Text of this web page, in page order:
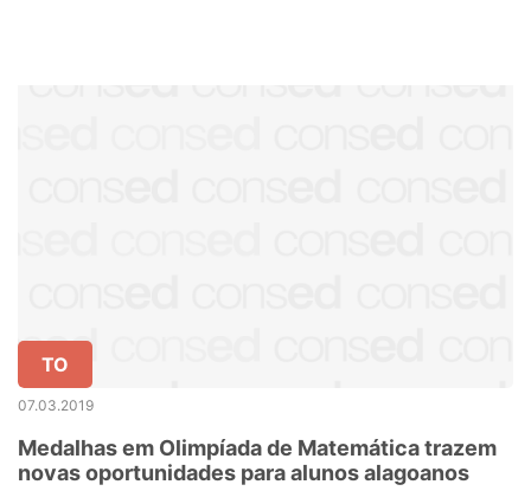
TO
07.03.2019
Medalhas em Olimpíada de Matemática trazem
novas oportunidades para alunos alagoanos